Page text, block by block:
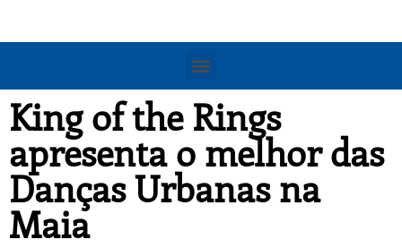
King of the Rings
apresenta o melhor das
Danças Urbanas na
Maia